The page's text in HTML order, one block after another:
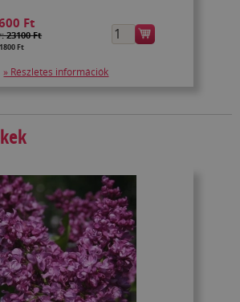
Ft
23100 Ft
Ft
» Részletes információk